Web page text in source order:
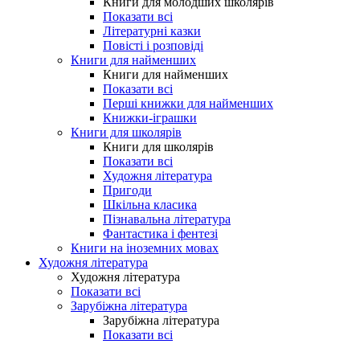
Показати всі
Літературні казки
Повісті і розповіді
Книги для найменших
Книги для найменших
Показати всі
Перші книжки для найменших
Книжки-іграшки
Книги для школярів
Книги для школярів
Показати всі
Художня література
Пригоди
Шкільна класика
Пізнавальна література
Фантастика і фентезі
Книги на іноземних мовах
Художня література
Художня література
Показати всі
Зарубіжна література
Зарубіжна література
Показати всі